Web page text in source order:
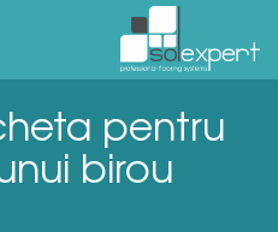
pentru
birou